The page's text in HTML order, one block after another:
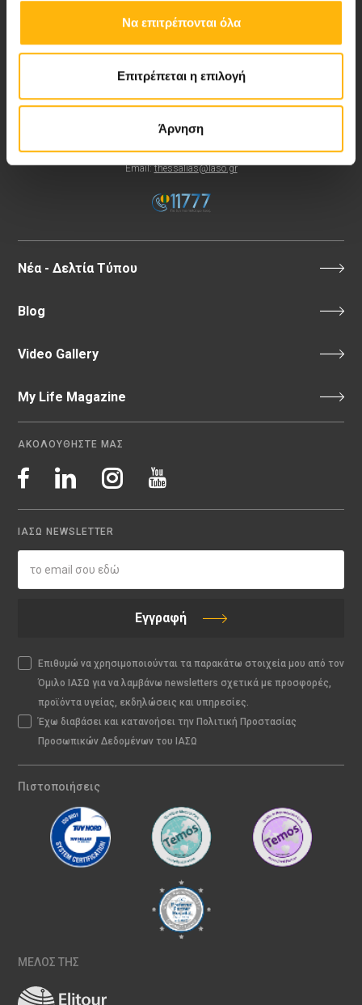
Να επιτρέπονται όλα
Επιτρέπεται η επιλογή
Άρνηση
Εκδηλώσεις
Email:thessalias@Iaso.gr
Επικοινωνία
Νέα - Δελτία Τύπου
Blog
Video Gallery
My Life Magazine
ΑΚΟΛΟΥΘΗΣΤΕ ΜΑΣ
ΙΑΣΩ NEWSLETTER
Εγγραφή
Επιθυμώ να χρησιμοποιούνται τα παρακάτω στοιχεία μου από τον
Όμιλο ΙΑΣΩ για να λαμβάνω newsletters σχετικά με προσφορές,
προϊόντα υγείας, εκδηλώσεις και υπηρεσίες.
Έχω διαβάσει και κατανοήσει την Πολιτική Προστασίας
Προσωπικών Δεδομένων του ΙΑΣΩ
Πιστοποιήσεις
ΜΕΛΟΣ ΤΗΣ